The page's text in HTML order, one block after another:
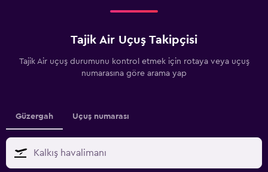
Tajik Air Uçuş Takipçisi
Tajik Air uçuş durumunu kontrol etmek için rotaya veya uçuş
numarasına göre arama yap
Güzergah Uçuş numarası